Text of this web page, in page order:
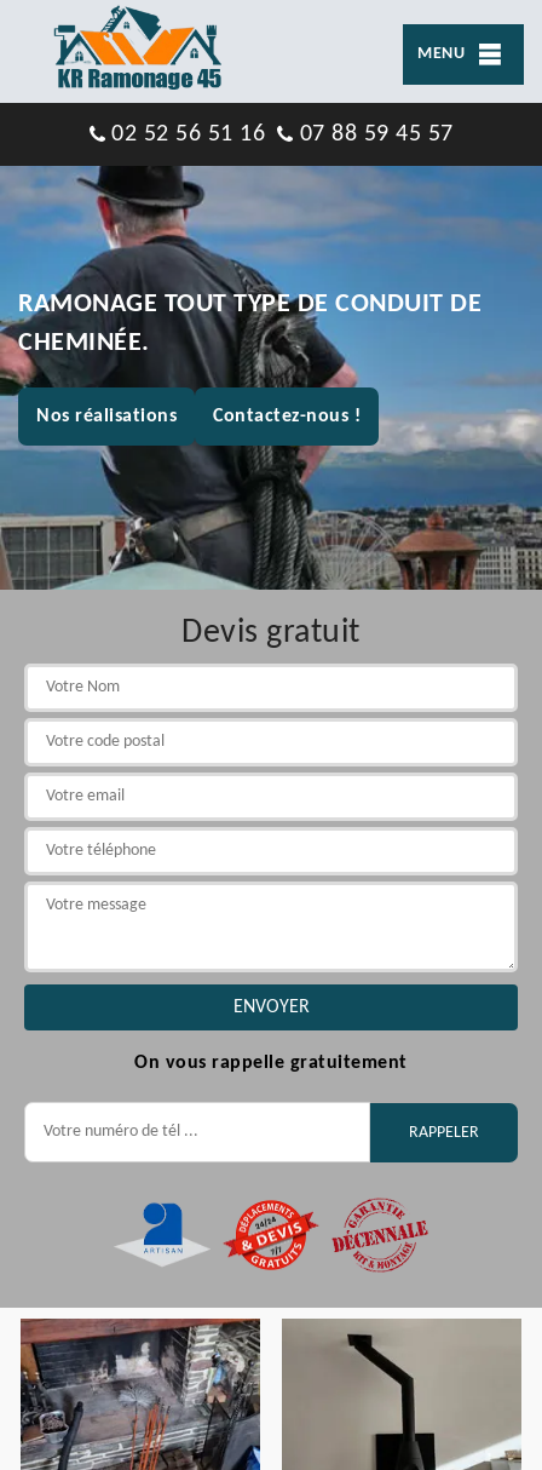
MENU
02 52 56 51 16 07 88 59 45 57
RAMONAGE TOUT TYPE DE CONDUIT DE
CHEMINÉE.
Nos réalisations Contactez-nous !
Devis gratuit
On vous rappelle gratuitement